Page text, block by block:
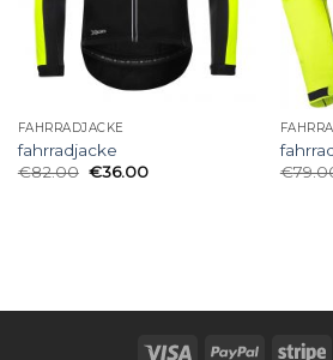
FAHRRADJACKE
fahrradjacke
€82.00 €36.00
€